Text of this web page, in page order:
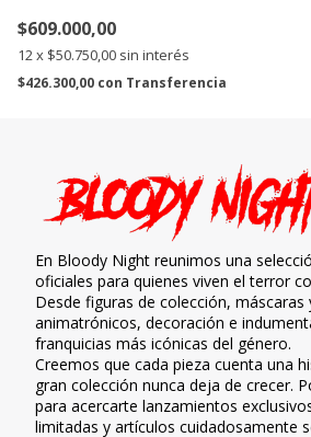
$609.000,00
12x $50.750,00 sin interés
$426.300,00 con Transferencia
En Bloody Night reunimos una
oficiales para quienes viven el terror
Desde figuras de colección, máscaras
animatrónicos, decoración e
franquicias más icónicas del género.
Creemos que cada pieza cuenta una
gran colección nunca deja de crecer.
para acercarte lanzamientos
limitadas y artículos cuidadosamente